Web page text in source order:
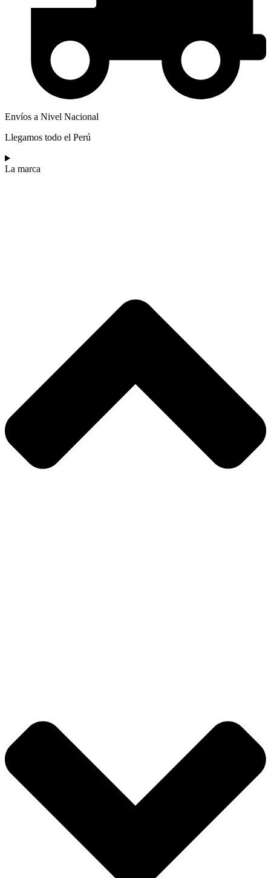
Envíos a Nivel Nacional
Llegamos todo el Perú
La marca​